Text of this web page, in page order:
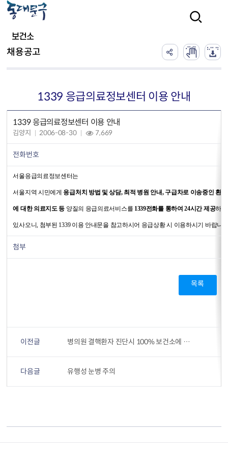
보건소
채용공고
1339 응급의료정보센터 이용 안내
1339 응급의료정보센터 이용 안내
김양지 2006-08-30 7,669
전화번호
서울응급의료정보센터는
서울지역 시민에게응급처치 방법 및 상담, 최적 병원 안내, 구급차로 이송중인 환자
에 대한 의료지도 등 양질의 응급의료서비스를 1339전화를 통하여 24시간 제공하고
있사오니, 첨부된 1339 이용 안내문을 참고하시어 응급상황 시 이용하시기 바랍니
첨부
목록
이전글 병의원 결핵환자 진단시 100% 보건소에 신고합시다.
다음글 유행성 눈병 주의